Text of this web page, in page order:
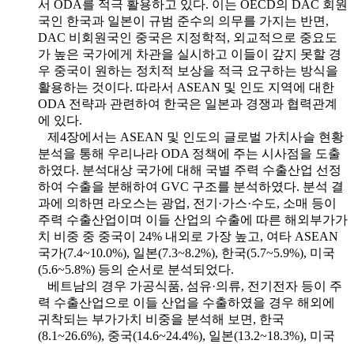
서 ODA를 적극 활용하고 있다. 이는 OECD의 DAC 회원
국인 한국과 일본이 규범 준수의 의무를 가지는 반면,
DAC 비회원국인 중국은 지정학적, 외교적으로 중요도
가 높은 국가에게 차관을 실시하고 이들이 갚지 못할 경
우 중국이 원하는 정치적 보상을 적극 요구하는 방식을
활용하는 것이다. 따라서 ASEAN 및 인도 지역에 대한
ODA 전략과 관련하여 한국은 일본과 경쟁과 협력관계
에 있다.
제4장에서는 ASEAN 및 인도의 글로벌 가치사슬 현황
분석을 통해 우리나라 ODA 정책에 주는 시사점을 도출
하였다. 분석대상 국가에 대해 국별 주력 수출산업 선정
하여 수출을 분해하여 GVC 구조를 분석하였다. 분석 결
과에 의하면 라오스는 광업, 전기·가스·수도, 소매 등이
주력 수출산업이며 이들 산업의 수출에 따른 해외부가가
치 비중 중 중국이 24% 내외로 가장 높고, 여타 ASEAN
국가(7.4~10.0%), 일본(7.3~8.2%), 한국(5.7~5.9%), 미국
(5.6~5.8%) 등의 순서로 분석되었다.
베트남의 경우 가공식품, 섬유·의류, 전기전자 등이 주
력 수출산업으로 이들 산업을 수출하였을 경우 해외에
귀착되는 부가가치 비중을 분석해 보면, 한국
(8.1~26.6%), 중국(14.6~24.4%), 일본(13.2~18.3%), 미국